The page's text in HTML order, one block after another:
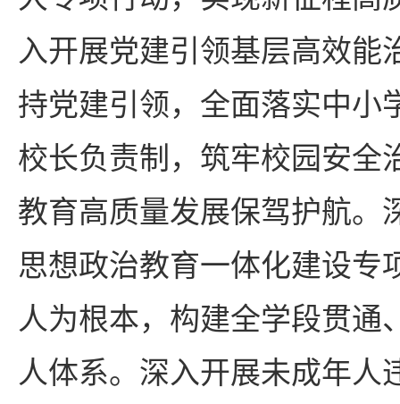
入开展党建引领基层高效能
持党建引领，全面落实中小
校长负责制，筑牢校园安全
教育高质量发展保驾护航。
思想政治教育一体化建设专
人为根本，构建全学段贯通
人体系。深入开展未成年人